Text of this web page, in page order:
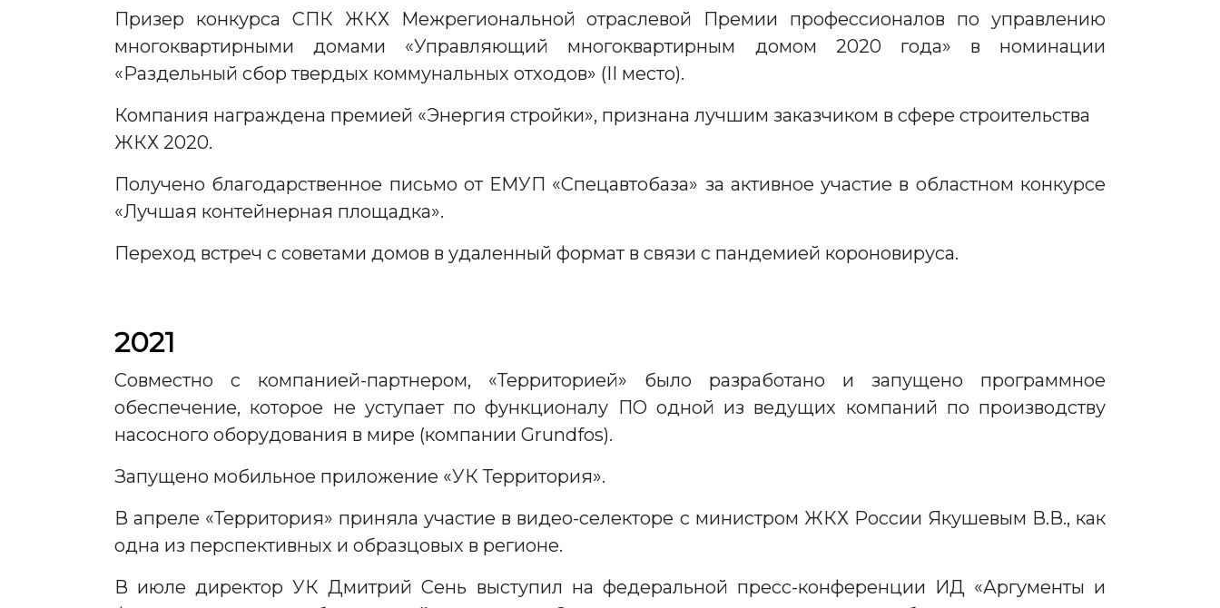
Призер конкурса СПК ЖКХ Межрегиональной отраслевой Премии профессионалов по управлению
многоквартирными домами «Управляющий многоквартирным домом 2020 года» в номинации
«Раздельный сбор твердых коммунальных отходов» (II место).
Компания награждена премией «Энергия стройки», признана лучшим заказчиком в сфере строительства
ЖКХ 2020.
Получено благодарственное письмо от ЕМУП «Спецавтобаза» за активное участие в областном конкурсе
«Лучшая контейнерная площадка».
Переход встреч с советами домов в удаленный формат в связи с пандемией короновируса.
2021
Совместно с компанией-партнером, «Территорией» было разработано и запущено программное
обеспечение, которое не уступает по функционалу ПО одной из ведущих компаний по производству
насосного оборудования в мире (компании Grundfos).
Запущено мобильное приложение «УК Территория».
В апреле «Территория» приняла участие в видео-селекторе с министром ЖКХ России Якушевым В.В., как
одна из перспективных и образцовых в регионе.
В июле директор УК Дмитрий Сень выступил на федеральной пресс-конференции ИД «Аргументы и